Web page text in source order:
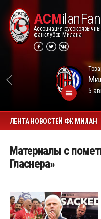
ACMilanFan
Ассоциация
фанклубов Милана
5
ЛЕНТА НОВОСТЕЙ ФК МИЛАН
Материалы с
Гласнера»